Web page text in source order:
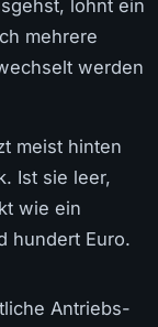
lohnt ein
mehrere
werden
meist hinten
Ist sie leer,
wie ein
hundert Euro.
Antriebs-